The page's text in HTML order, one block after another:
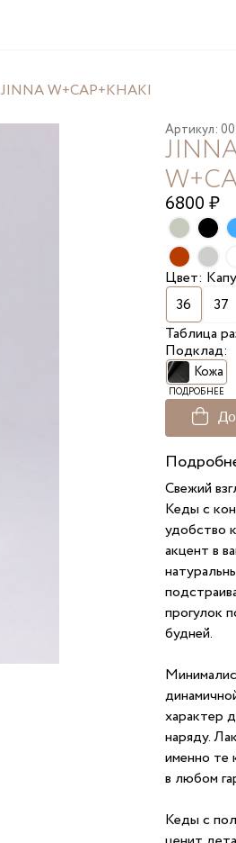
JINNA W+CAP+KHAKI
Артикул:
6800 ₽
Цвет:
36
37
Таблица
Подклад:
Кожа
ПОДРОБНЕЕ
Свежий
Кеды с
удобство
акцент в
прогулок
будней.
характер
наряду.
именно те
в любом
Кеды с